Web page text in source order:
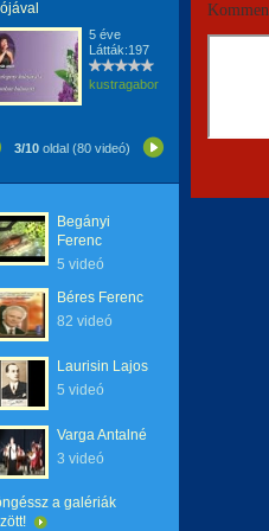
5 éve
Látták:197
kustragabor
3/10 oldal (80 videó)
Begányi
Ferenc
5 videó
Béres Ferenc
82 videó
Laurisin Lajos
5 videó
Varga Antalné
3 videó
a galériák